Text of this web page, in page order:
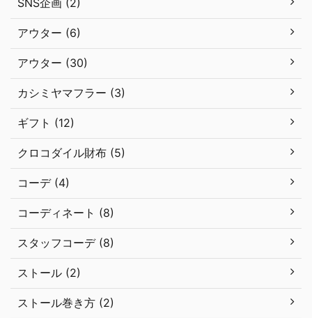
SNS企画 (2)
アウター (6)
アウター (30)
カシミヤマフラー (3)
ギフト (12)
クロコダイル財布 (5)
コーデ (4)
コーディネート (8)
スタッフコーデ (8)
ストール (2)
ストール巻き方 (2)